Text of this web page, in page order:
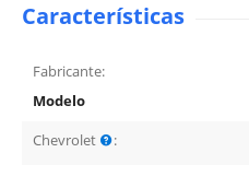
Características
Fabricante:
Modelo
Chevrolet
: